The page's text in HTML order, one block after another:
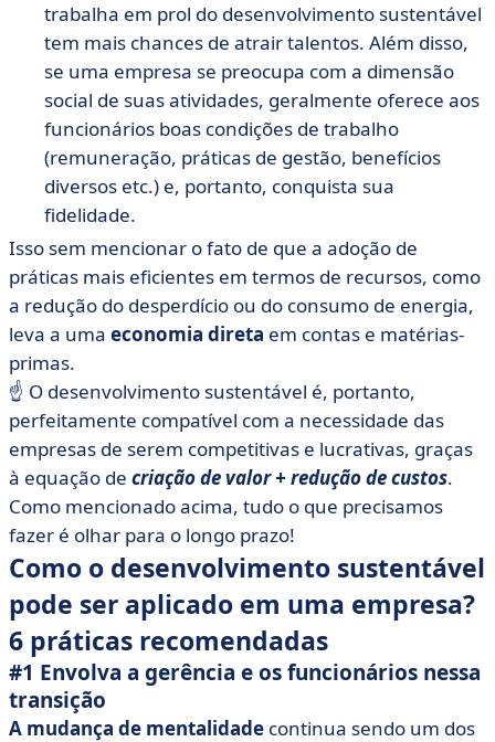
trabalha em prol do desenvolvimento sustentável
tem mais chances de atrair talentos. Além disso,
se uma empresa se preocupa com a dimensão
social de suas atividades, geralmente oferece aos
funcionários boas condições de trabalho
(remuneração, práticas de gestão, benefícios
diversos etc.) e, portanto, conquista sua
fidelidade.
Isso sem mencionar o fato de que a adoção de
práticas mais eficientes em termos de recursos, como
a redução do desperdício ou do consumo de energia,
leva a uma economia direta em contas e matérias-
primas.
☝️ O desenvolvimento sustentável é, portanto,
perfeitamente compatível com a necessidade das
empresas de serem competitivas e lucrativas, graças
à equação de criação de valor + redução de custos.
Como mencionado acima, tudo o que precisamos
fazer é olhar para o longo prazo!
Como o desenvolvimento sustentável
pode ser aplicado em uma empresa?
6 práticas recomendadas
#1 Envolva a gerência e os funcionários nessa
transição
A mudança de mentalidade continua sendo um dos